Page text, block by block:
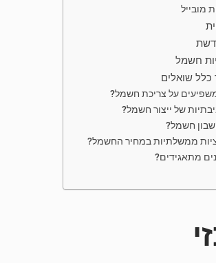
מובייל
חשמל
שואלים
משפיעים על צריכת חשמל?
של ייצור חשמל?
חשמל?
ממשלתיות במחיר החשמל?
מתאגידים?